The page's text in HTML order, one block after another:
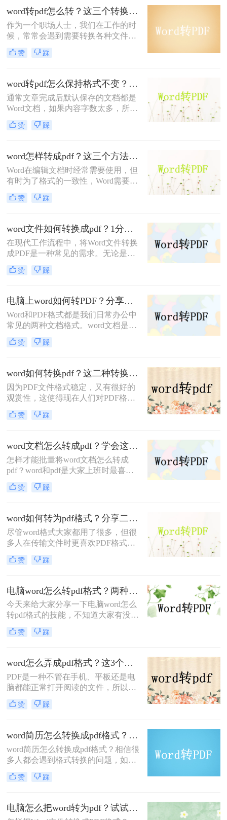
一起看看word如何转换pdf格式吧。word转pdf怎么转？这三个转换方法赶紧收藏起来！
作为一个职场人士，我们在工作的时
候，常常会遇到需要转换各种文件格
式的要求，而其中比较常见的就是
Word文档格式和PDF文档格式，有时
要对文档进行格式的转换，像Word转
换为PDF格式以后，不仅阅读起来方
便，安全性高，而其兼容性也比较
强，可以在多种设备进行传送，那么
Word转PDF怎么转呢，今天我为大家
整理了三种方法，有需要的小伙伴们
赞 踩
word转pdf怎么保持格式不变？这五个方法了解一下！
通常文章完成后默认保存的文档都是
Word文档，如果内容字数太多，所占
用的内存也会很大，这会不方便地发
送或保存，因此很多人都会习惯将
输，还能提高文件内容的安全性。你
们知道word转pdf怎么保持格式不变
吗？这就来给大家分享一下转换方法
吧。
赞 踩
word怎样转成pdf？这三个方法让你搞定转换难题！
Word在编辑文档时经常需要使用，但
有时为了格式的一致性，Word需要转
换为PDF。转成PDF格式后也方便阅
读和打印等操作，所以很多时候我们
有很多职场新人不知道怎么转换的，
以下是如何将word转pdf的步骤。希望
能帮助到大家。
赞 踩
word文件如何转换成pdf？1分钟让你学会这四个好用方法，真的超简单！
在现代工作流程中，将Word文件转换
成PDF是一种常见的需求。无论是在
学术研究、商业交流还是日常生活
中，将文件保存为PDF格式可以确保
介绍word文件如何转换成pdf的方法，
可帮助您将Word文件转换成PDF格
式。
赞 踩
电脑上word如何转PDF？分享两种Word转PDF方法！转换效率超高！
Word和PDF格式都是我们日常办公中
常见的两种文档格式。word文档是最
简单编辑的方式，PDF是常用文档中
最便捷的阅读方式，PDF格式更有利
打印效果，因此它们之间的格式转换
也是必不可少。
赞 踩
word如何转换pdf？这二种转换方法你得知道
因为PDF文件格式稳定，又有很好的
观赏性，这使得现在人们对PDF格式
文档的使用越来越频繁，网上搜索的
资料文件也多为PDF格式，即使是现
文件。尽管如此，大部分人还是习惯
于用Word编辑文档，在编辑完之后，
会将word转换pdf，那么word如何转
换pdf呢？
赞 踩
word文档怎么转成pdf？学会这三种方法，轻松解决转换难题
怎样才能批量将word文档怎么转成
pdf？word和pdf是大家上班时最喜欢
的文档文件。编写word文件非常方
便，便于排版。我们都喜欢使用pdf格
件，但是编写pdf格式并不是很方便。
因此，我们将首先编写word中的内
容，然后转换为pdf文件，问题就可以
解决。但是，如果word文件数量多，
pdf效率太低，浪费时间。 如果你想
节省时间和提高效率，你最好一次性
赞 踩
word如何转为pdf格式？分享二个简单高效的操作技巧
尽管word格式大家都用了很多，但很
多人在传输文件时更喜欢PDF格式，
不容易更改信息。便于阅读、便于传
送、便于保存，所以word转pdf这类操
转换的方法已被许多人使用、熟知，
但同时也有许多人不知道太熟悉这种
操作，不知道word如何转为pdf格式，
所以今天小编就针对这部分不懂操作
的朋友，下面分享一下word转pdf方
法。
赞 踩
电脑word怎么转pdf格式？两种方法任你选择
今天来给大家分享一下电脑word怎么
转pdf格式的技能，不知道大家有没有
遇到这样的问题，当我们想要将一个
文档转换成另一种格式的文档分享给
有一个快捷又方便的途径那就好了，
当然是有的，#other#很简单，使用转
换器就能完成，转转大师PDF转换器
就很好。
赞 踩
word怎么弄成pdf格式？这3个方法超级实用！
PDF是一种不管在手机、平板还是电
脑都能正常打开阅读的文件，所以很
多的时候会将文档转换成PDF的格
式，那么你知道word怎么弄成pdf格式
相信会帮助到你，一起来了解一下
word转pdf的方法吧。
赞 踩
word简历怎么转换成pdf格式？教你两种情况的转换方法
word简历怎么转换成pdf格式？相信很
多人都会遇到格式转换的问题，如果
让你将一份Word文档转换成PDF格式
的文档你会怎么做呢？有人说，直接
果你要转换的Word文档数量很多呢，
一个个打开另存为就很费时了，有什
赞 踩
电脑怎么把word转为pdf？试试这二种转换方法